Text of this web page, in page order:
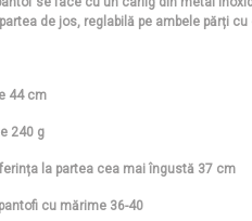
de jos, reglabilă pe ambele părți
44 cm
g
la partea cea mai îngustă 37 cm
cu mărime 36-40